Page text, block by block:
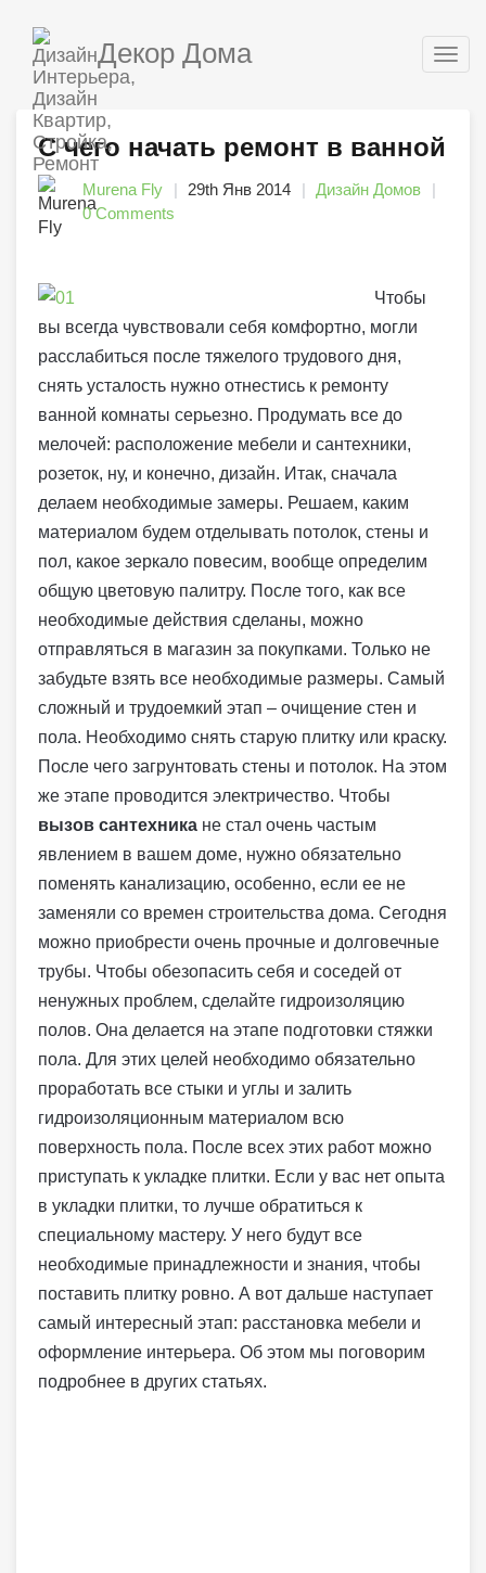
Декор Дома
С чего начать ремонт в ванной
Murena Fly 29th Янв 2014
Дизайн Домов
0 Comments
Чтобы
вы всегда чувствовали себя комфортно, могли
расслабиться после тяжелого трудового дня,
снять усталость нужно отнестись к ремонту
ванной комнаты серьезно. Продумать все до
мелочей: расположение мебели и сантехники,
розеток, ну, и конечно, дизайн. Итак, сначала
делаем необходимые замеры. Решаем, каким
материалом будем отделывать потолок, стены и
пол, какое зеркало повесим, вообще определим
общую цветовую палитру. После того, как все
необходимые действия сделаны, можно
отправляться в магазин за покупками. Только не
забудьте взять все необходимые размеры. Самый
сложный и трудоемкий этап – очищение стен и
пола. Необходимо снять старую плитку или краску.
После чего загрунтовать стены и потолок. На этом
же этапе проводится электричество. Чтобы
вызов сантехника не стал очень частым
явлением в вашем доме, нужно обязательно
поменять канализацию, особенно, если ее не
заменяли со времен строительства дома. Сегодня
можно приобрести очень прочные и долговечные
трубы. Чтобы обезопасить себя и соседей от
ненужных проблем, сделайте гидроизоляцию
полов. Она делается на этапе подготовки стяжки
пола. Для этих целей необходимо обязательно
проработать все стыки и углы и залить
гидроизоляционным материалом всю
поверхность пола. После всех этих работ можно
приступать к укладке плитки. Если у вас нет опыта
в укладки плитки, то лучше обратиться к
специальному мастеру. У него будут все
необходимые принадлежности и знания, чтобы
поставить плитку ровно. А вот дальше наступает
самый интересный этап: расстановка мебели и
оформление интерьера. Об этом мы поговорим
подробнее в других статьях.